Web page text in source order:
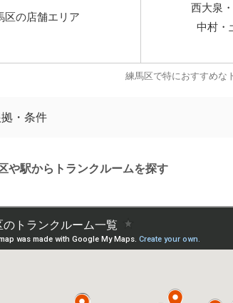
区の店舗エリア
西大泉
中村・
練馬区で特におすすめな
・条件
や駅からトランクルームを探す